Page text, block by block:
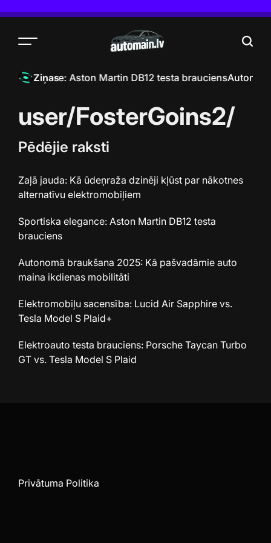
content
Menu
Ziņas
elegance: Aston Martin DB12 testa brauciens
user/FosterGoins2/
Pēdējie raksti
Zaļā jauda: Kā ūdeņraža dzinēji kļūst par nākotnes
alternatīvu elektromobiļiem
Sportiska elegance: Aston Martin DB12 testa
brauciens
Autonomā braukšana 2025: Kā pašvadāmie auto
maina ikdienas mobilitāti
Elektromobiļu sacensība: Lucid Air Sapphire vs.
Tesla Model S Plaid+
Elektroauto testa brauciens: Porsche Taycan Turbo
GT vs. Tesla Model S Plaid
Privātuma Politika